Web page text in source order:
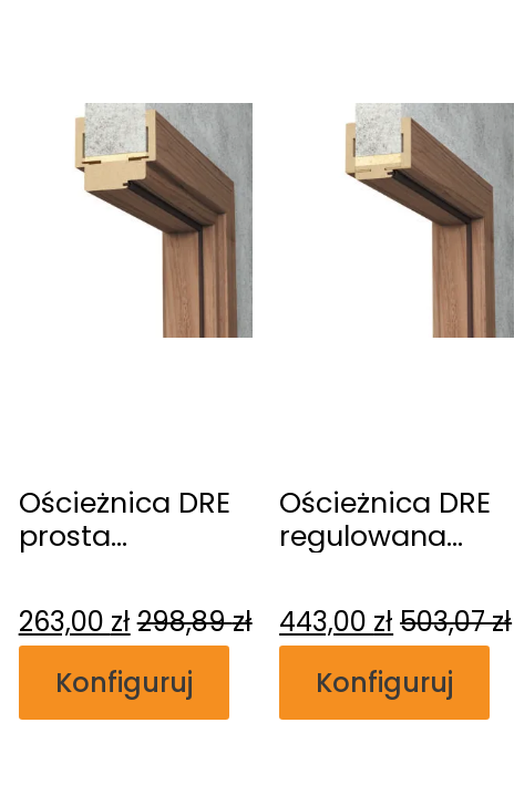
Ościeżnica DRE
prosta
263,00 zł 298,89zł
Konfiguruj
Ościeżnica DRE
regulowana
443,00 zł 503,07zł
Konfiguruj